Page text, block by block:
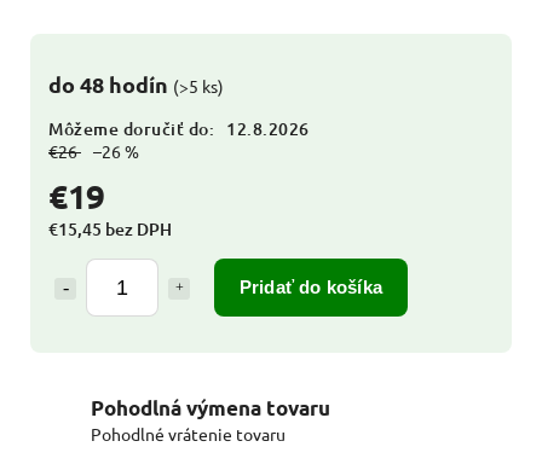
€26 –26 %
€19
€15,45 bez DPH
Pridať do košíka
do 48 hodín (>5 ks)
Môžeme doručiť do: 12.8.2026
Pohodlná výmena tovaru
Pohodlné vrátenie tovaru